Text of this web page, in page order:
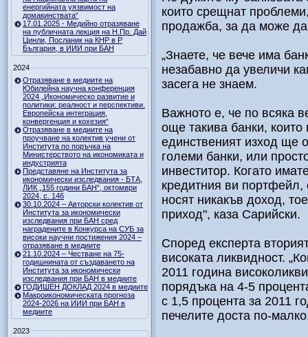
енергийната уязвимост на
домакинствата“
17.01.2025 - Медийно отразяване
на публичната лекция на Н.Пр. Дай
Цинли, Посланик на КНР в Р
България, в ИИИ при БАН
2024
Отразяване в медиите на
Юбилейна научна конференция
2024 „Икономическо развитие и
политики: реалност и перспективи.
Европейска интеграция,
конвергенция и кохезия“
Отразяване в медиите на
проучване на колектив учени от
Института по поръчка на
Министерството на икономиката и
индустрията
Представяне на Института за
икономически изследвания - БТА,
ЛИК „155 години БАН“, октомври
2024, с. 146
30.10.2024 – Авторски колектив от
Института за икономически
изследвания при БАН сред
наградените в Конкурса на СУБ за
високи научни постижения 2024 –
отразяване в медиите
21.10.2024 – Честване на 75-
годишнината от създаването на
Института за икономически
изследвания при БАН в медиите
ГОДИШЕН ДОКЛАД 2024 в медиите
Макроикономическата прогноза
2024-2026 на ИИИ при БАН в
медиите
2023
които срещнат
продажба, за да може да
„Знаете, че вече има
незабавно да увеличи
засега не знаем.
Важното е, че по всяка
още такива банки,
единственият изход ще
големи банки, или
инвеститор. Когато
кредитния ви портфейл,
носят никакъв доход,
приход", каза Сарийски.
Според експерта
високата ликвидност.
2011 година
порядъка на 4-5
с 1,5 процента за 2011
печелите доста по-